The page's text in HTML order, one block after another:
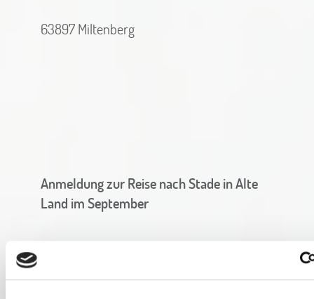
63897 Miltenberg
Anmeldung zur Reise nach Stade in Alte
Land im September